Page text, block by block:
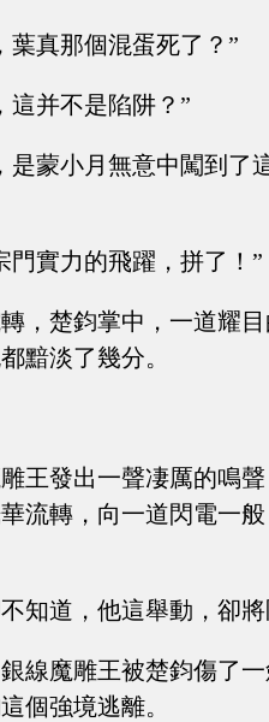
葉真那個混蛋死了？”
這并不是陷阱？”
是蒙小月無意中闖到了
門實力的飛躍，拼了！”
，楚鈞掌中，一道耀
黯淡了幾分。
王發出一聲凄厲的鳴
流轉，向一道閃電一
知道，他這舉動，卻
線魔雕王被楚鈞傷了
個強境逃離。